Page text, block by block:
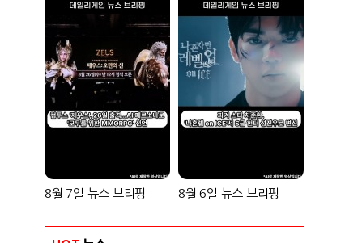
8월 7일 뉴스 브리핑 8월 6일 뉴스 브리핑